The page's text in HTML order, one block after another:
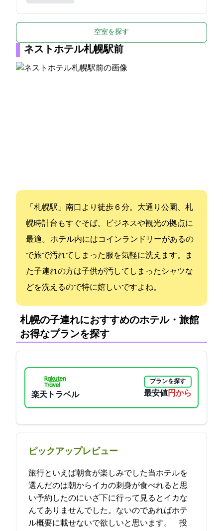
空室を探す
ネストホテル札幌駅前
JR「札幌駅」南口より徒歩６分。大通り公園、札
幌時計台もすぐそば。ビジネスや観光の拠点に
最適。 ホテル内にはコインランドリーがあるの
で旅で汚れてしまった服を気軽に洗えます。ま
た子連れの方は子供が汚してしまったシャツな
どを洗えるので特に嬉しいですよね。
札幌の子連れにおすすめのホテル・旅館:
お得なプランを探す
楽天トラベル
プランを探す
最安値1330円から
ピックアップレビュー
旅行といえば朝食が楽しみでした当ホテルを
選んだのは朝からイカの刺身が食べれると思
い予約したのにいざ下に行って見るとイカな
んてありませんでした。ないのであればホテ
ル概要に載せないで欲しいと思います。 2021-12-13 16:00:13投